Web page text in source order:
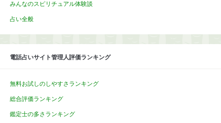
みんなのスピリチュアル体験談
占い全般
電話占いサイト管理人評価ランキング
無料お試しのしやすさランキング
総合評価ランキング
鑑定士の多さランキング